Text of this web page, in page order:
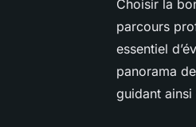
Choisir la
parcours
essentiel
panorama
guidant